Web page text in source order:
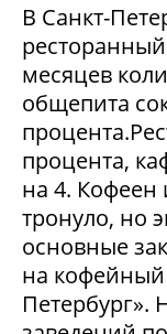
В Санкт-
месяцев
общепита
процента,
на 4. Кофеен
тронуло, но
основные
на кофейный
Петербург».